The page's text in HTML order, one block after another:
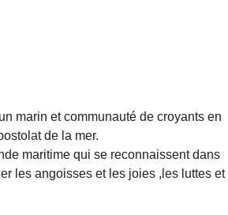
marin et communauté de croyants en
de la mer.
maritime qui se reconnaissent dans
les angoisses et les joies ,les luttes et